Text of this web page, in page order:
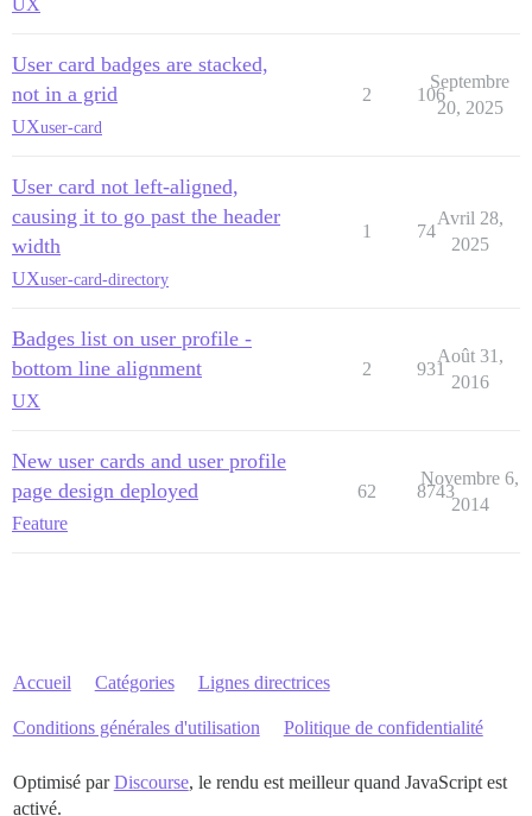
UX
User card badges are stacked,
not in a grid
UXuser-card
2 106
Septembre
20, 2025
User card not left-aligned,
causing it to go past the header
width
UXuser-card-directory
1 74
Avril 28,
2025
Badges list on user profile -
bottom line alignment
UX
2 931
Août 31,
2016
New user cards and user profile
page design deployed
Feature
62 8743
Novembre 6,
2014
Accueil Catégories Lignes directrices
Conditions générales d'utilisation Politique de confidentialité
Optimisé parDiscourse, le rendu est meilleur quand JavaScript est
activé.